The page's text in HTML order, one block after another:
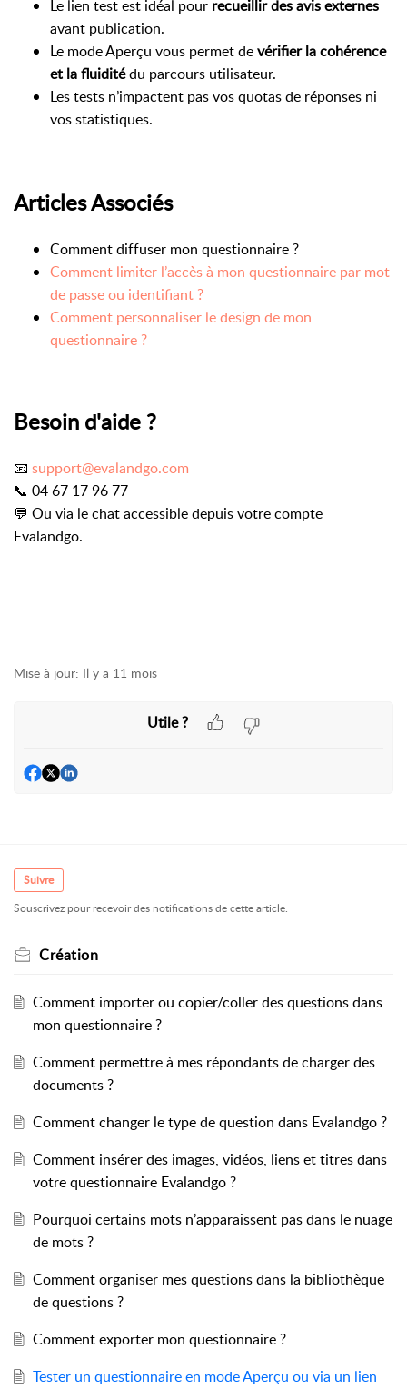
Le lien test est idéal pour recueillir des avis externes
avant publication.
Le mode Aperçu vous permet devérifier la cohérence
et la fluiditédu parcours utilisateur.
Les tests n’impactent pas vos quotas de réponses ni
vos statistiques.
Articles Associés
Comment diffuser mon questionnaire ?
Comment limiter l’accès à mon questionnaire par mot
de passe ou identifiant ?
Comment personnaliser le design de mon
questionnaire ?
Besoin d'aide ?
📧 support@evalandgo.com
📞 04 67 17 96 77
💬 Ou via le chat accessible depuis votre compte
Evalandgo.
Mise à jour: Il y a 11 mois
Utile ?
Suivre
Souscrivez pour recevoir des notifications de cette article.
Création
Comment importer ou copier/coller des questions dans
mon questionnaire ?
Comment permettre à mes répondants de charger des
documents ?
Comment changer le type de question dans Evalandgo ?
Comment insérer des images, vidéos, liens et titres dans
votre questionnaire Evalandgo ?
Pourquoi certains mots n’apparaissent pas dans le nuage
de mots ?
Comment organiser mes questions dans la bibliothèque
de questions ?
Comment exporter mon questionnaire ?
Tester un questionnaire en mode Aperçu ou via un lien